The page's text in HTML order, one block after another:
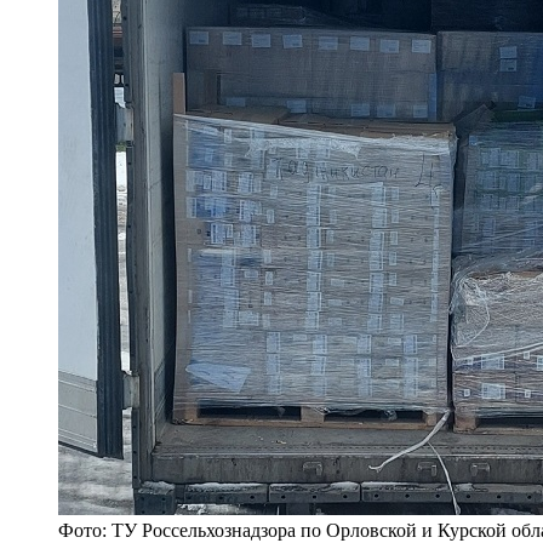
Фото: ТУ Россельхознадзора по Орловской и Курской